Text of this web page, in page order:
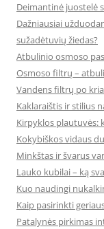
Deimantinė juostelė
Dažniausiai
sužadėtuvių žiedas?
Atbulinio osmoso
Osmoso filtrų –
Vandens filtrų po
Kaklaraištis ir stilius
Kirpyklos plautuvės:
Kokybiškos vidaus
Minkštas ir švarus
Lauko kubilai – ką
Kuo naudingi
Kaip pasirinkti
Patalynės pirkimas